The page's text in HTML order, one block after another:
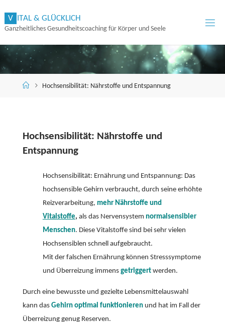
Inhalt
V ITAL & GLÜCKL ICH
Ganzheitliches Gesundheitscoaching für Körper und Seele
StartHochsensibilität: Nährstoffe und Entspannung
Hochsensibilität: Nährstoffe und
Entspannung
Hochsensibilität: Ernährung und Entspannung: Das
hochsensible Gehirn verbraucht, durch seine erhöhte
Reizverarbeitung, mehr Nährstoffe und
Vitalstoffe, als das Nervensystem normalsensibler
Menschen. Diese Vitalstoffe sind bei sehr vielen
Hochsensiblen schnell aufgebraucht.
Mit der falschen Ernährung können Stresssymptome
und Überreizung immens getriggert werden.
Durch eine bewusste und gezielte Lebensmittelauswahl
kann das Gehirn optimal funktionierenund hat im Fall der
Überreizung genug Reserven.